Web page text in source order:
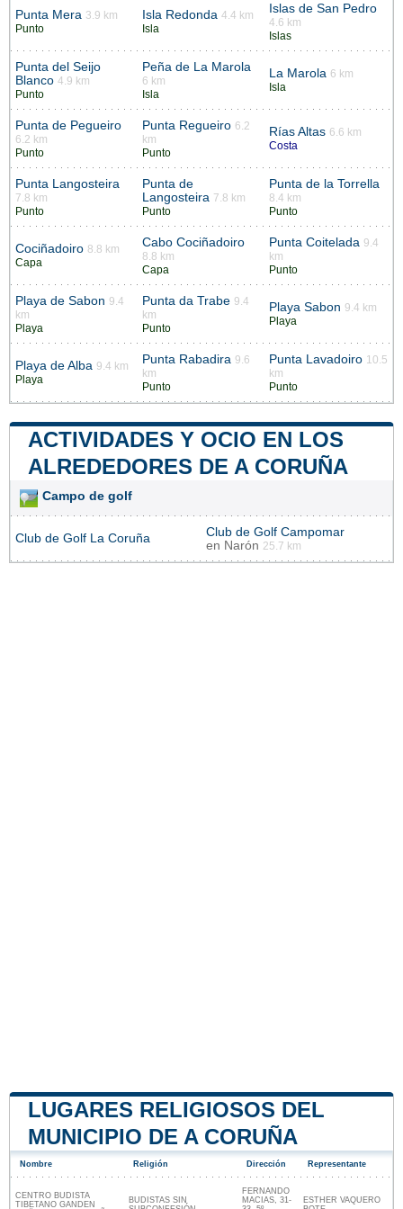
Punta Mera 3.9 km
Punto
Isla Redonda 4.4 km
Isla
Islas de San Pedro
4.6 km
Islas
Punta del Seijo
Blanco 4.9 km
Punto
Peña de La Marola
6 km
Isla
La Marola 6 km
Isla
Punta de Pegueiro
6.2 km
Punto
Punta Regueiro 6.2
km
Punto
Rías Altas 6.6 km
Costa
Punta Langosteira
7.8 km
Punto
Punta de
Langosteira 7.8 km
Punto
Punta de la Torrella
8.4 km
Punto
Cociñadoiro 8.8 km
Capa
Cabo Cociñadoiro
8.8 km
Capa
Punta Coitelada 9.4
km
Punto
Playa de Sabon 9.4
km
Playa
Punta da Trabe 9.4
km
Punto
Playa Sabon 9.4 km
Playa
Playa de Alba 9.4 km
Playa
Punta Rabadira 9.6
km
Punto
Punta Lavadoiro 10.5
km
Punto
ACTIVIDADES Y OCIO EN LOS
ALREDEDORES DE A CORUÑA
Campo de golf
Club de Golf La Coruña
Club de Golf Campomar
en Narón 25.7 km
LUGARES RELIGIOSOS DEL
MUNICIPIO DE A CORUÑA
Nombre Religión Dirección Representante
CENTRO BUDISTA
TIBETANO GANDEN
BUDISTAS SIN
FERNANDO
MACIAS, 31-
ESTHER VAQUERO